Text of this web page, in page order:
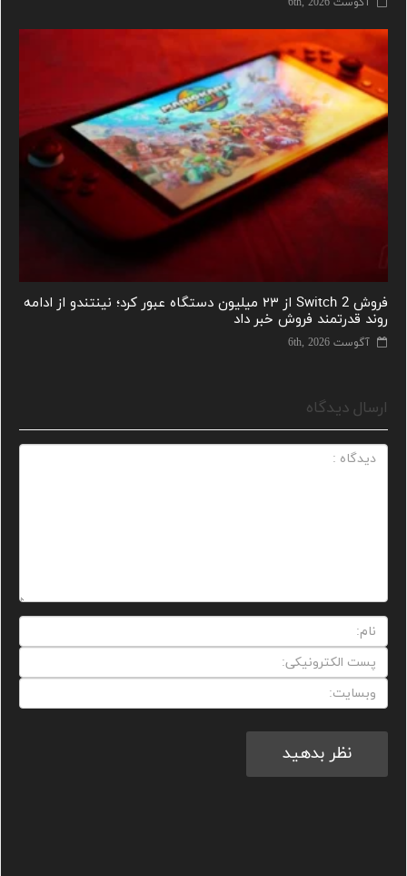
فروش Switch 2 از ۲۳ میلیون دستگاه عبور کرد؛ نینتندو از ادامه
روند قدرتمند فروش خبر داد
آگوست 6th, 2026
ارسال دیدگاه